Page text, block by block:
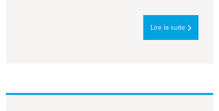
Lire la suite